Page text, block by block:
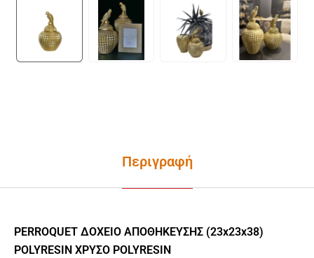
Περιγραφή
PERROQUET ΔΟΧΕΙΟ ΑΠΟΘΗΚΕΥΣΗΣ (23x23x38)
POLYRESIN ΧΡΥΣΟ POLYRESIN